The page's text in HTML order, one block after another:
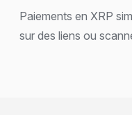
Paiements en XRP
sur des liens ou